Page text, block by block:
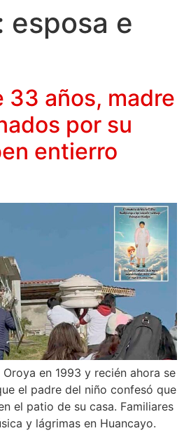
esposa e
33 años, madre
por su
entierro
en 1993 y recién ahora se
el padre del niño confesó que
el patio de su casa. Familiares
y lágrimas en Huancayo.